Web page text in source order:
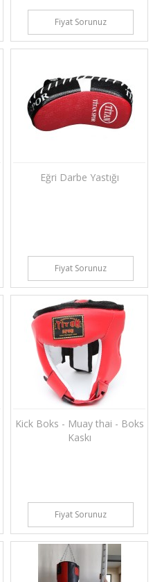
Fiyat Sorunuz
Eğri Darbe Yastığı
Fiyat Sorunuz
Kick Boks - Muay thai - Boks
Kaskı
Fiyat Sorunuz